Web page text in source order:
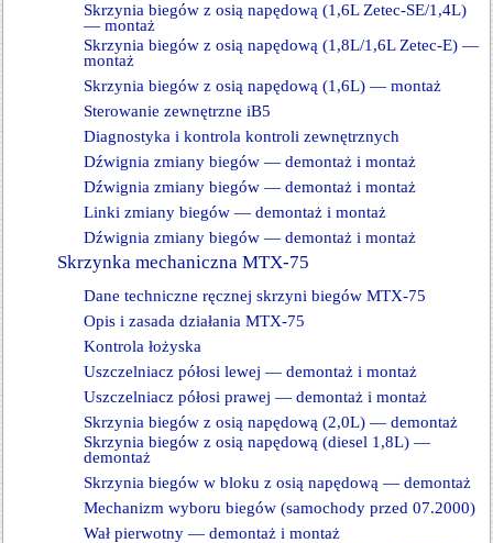
Skrzynia biegów z osią napędową (1,6L Zetec-SE/1,4L)
— montaż
Skrzynia biegów z osią napędową (1,8L/1,6L Zetec-E) —
montaż
Skrzynia biegów z osią napędową (1,6L) — montaż
Sterowanie zewnętrzne iB5
Diagnostyka i kontrola kontroli zewnętrznych
Dźwignia zmiany biegów — demontaż i montaż
Dźwignia zmiany biegów — demontaż i montaż
Linki zmiany biegów — demontaż i montaż
Dźwignia zmiany biegów — demontaż i montaż
Skrzynka mechaniczna MTX-75
Dane techniczne ręcznej skrzyni biegów MTX-75
Opis i zasada działania MTX-75
Kontrola łożyska
Uszczelniacz półosi lewej — demontaż i montaż
Uszczelniacz półosi prawej — demontaż i montaż
Skrzynia biegów z osią napędową (2,0L) — demontaż
Skrzynia biegów z osią napędową (diesel 1,8L) —
demontaż
Skrzynia biegów w bloku z osią napędową — demontaż
Mechanizm wyboru biegów (samochody przed 07.2000)
Wał pierwotny — demontaż i montaż